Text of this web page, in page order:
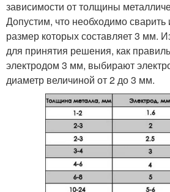
зависимости от толщины
Допустим, что необходимо
размер которых составляет 3 мм.
для принятия решения, как
электродом 3 мм, выбирают
диаметр величиной от 2 до 3 мм.